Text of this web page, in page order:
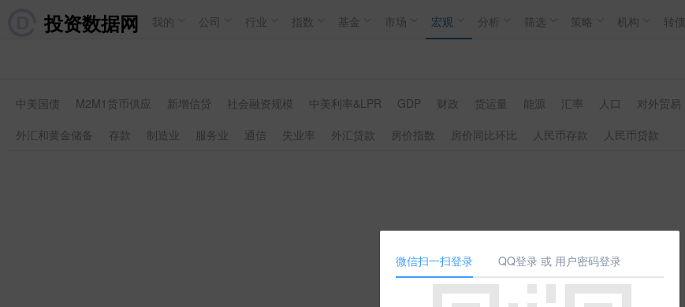
投资数据网 我的 公司 行业 指数 基金 市场 宏观 分析 筛选 策略 机构 转债
微信扫一扫登录 QQ登录 或 用户密码登录
中美国债 M2M1货币供应 新增信贷 社会融资规模 中美利率&LPR GDP 财政 货运量 能源 汇率 人口 对外贸易
外汇和黄金储备
存款 制造业 服务业 通信 失业率 外汇贷款 房价指数 房价同比环比 人民币存款 人民币贷款